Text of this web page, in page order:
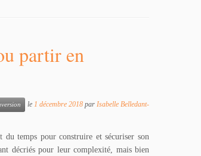
partir en
le 1 décembre 2018 par Isabelle Belledant-
temps pour construire et sécuriser son
décriés pour leur complexité, mais bien